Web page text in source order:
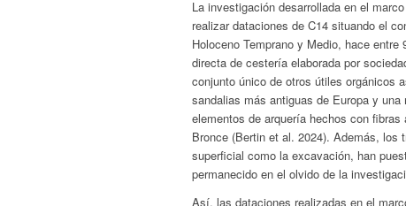
La investigación desarrollada en el
realizar dataciones de C14 situando el
Holoceno Temprano y Medio, hace
directa de cestería elaborada por
conjunto único de otros útiles orgánicos
sandalias más antiguas de Europa y
elementos de arquería hechos con
Bronce (Bertin et al. 2024). Además, los
superficial como la excavación, han
permanecido en el olvido de la
Así, las dataciones realizadas en el